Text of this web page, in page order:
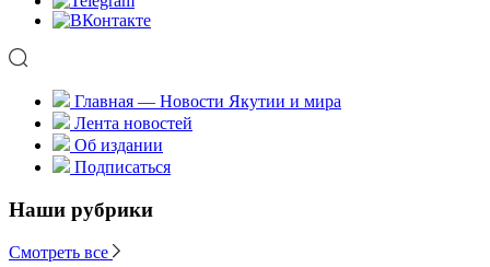
Главная — Новости Якутии и мира
Лента новостей
Об издании
Подписаться
Наши рубрики
Смотреть все